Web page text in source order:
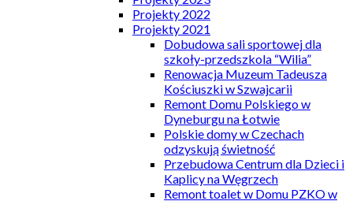
Projekty 2022
Projekty 2021
Dobudowa sali sportowej dla
szkoły-przedszkola “Wilia”
Renowacja Muzeum Tadeusza
Kościuszki w Szwajcarii
Remont Domu Polskiego w
Dyneburgu na Łotwie
Polskie domy w Czechach
odzyskują świetność
Przebudowa Centrum dla Dzieci i
Kaplicy na Węgrzech
Remont toalet w Domu PZKO w